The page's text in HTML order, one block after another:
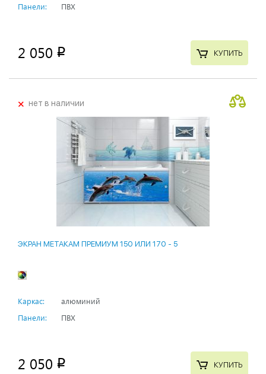
Панели:
ПВХ
2 050 p КУПИТЬ
+нет в наличии
ЭКРАН МЕТАКАМ ПРЕМИУМ 150 ИЛИ 170 - 5
Каркас:
алюминий
Панели:
ПВХ
2 050 p КУПИТЬ